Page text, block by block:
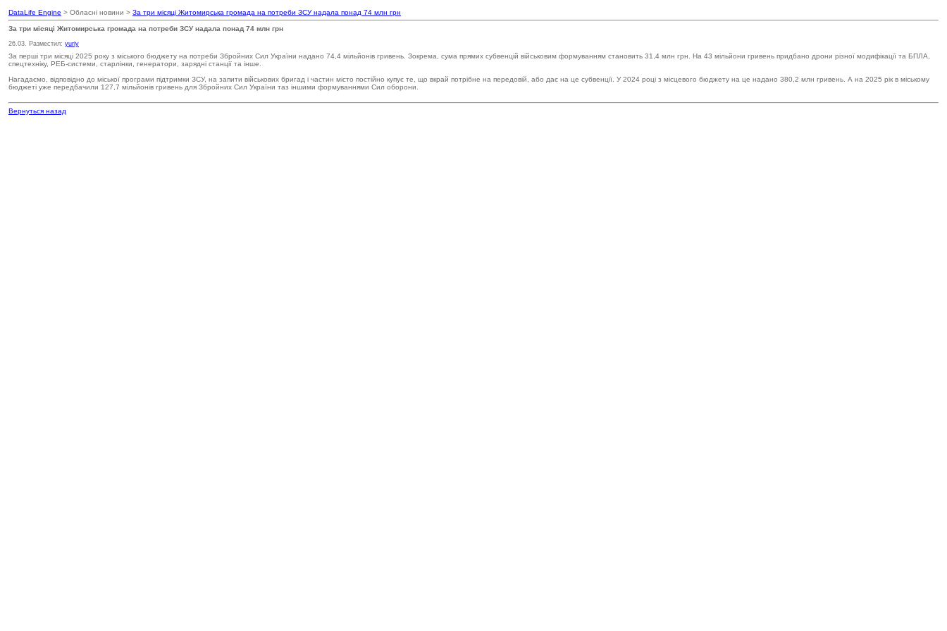
DataLife Engine > Обласні новини > За три місяці Житомирська громада на потреби ЗСУ надала понад 74 млн грн
За три місяці Житомирська громада на потреби ЗСУ надала понад 74 млн грн
26.03. Разместил: yuriy
За перші три місяці 2025 року з міського бюджету на потреби Збройних Сил України надано 74,4 мільйонів гривень. Зокрема, сума прямих субвенцій військовим формуванням становить 31,4 млн грн. На 43 мільйони гривень придбано дрони різної модифікації та БПЛА,
спецтехніку, РЕБ-системи, старлінки, генератори, зарядні станції та інше.
Нагадаємо, відповідно до міської програми підтримки ЗСУ, на запити військових бригад і частин місто постійно купує те, що вкрай потрібне на передовій, або дає на це субвенції. У 2024 році з місцевого бюджету на це надано 380,2 млн гривень. А на 2025 рік в міському
бюджеті уже передбачили 127,7 мільйонів гривень для Збройних Сил України таз іншими формуваннями Сил оборони.
Вернуться назад